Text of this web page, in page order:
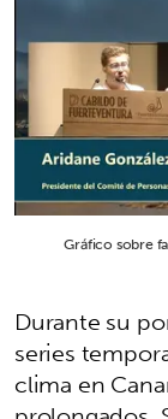
Gráfico sobre
Durante su
series
clima en